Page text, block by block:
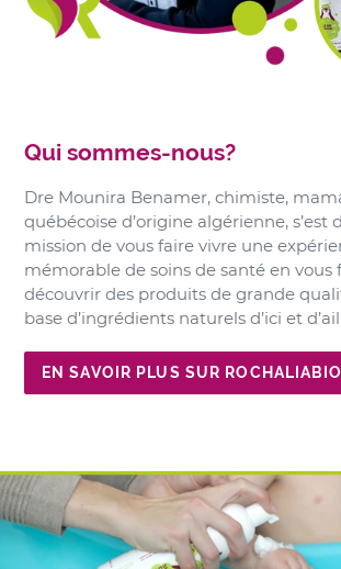
Qui sommes-nous?
Dre Mounira Benamer, chimiste,
québécoise d’origine algérienne, s’est
mission de vous faire vivre une
mémorable de soins de santé en vous
découvrir des produits de grande
base d’ingrédients naturels d’ici et
EN SAVOIR PLUS SUR ROCHALIABIO